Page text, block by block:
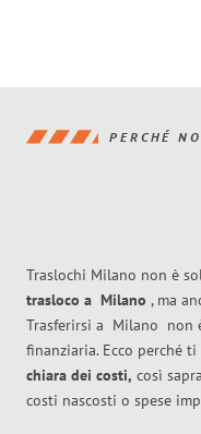
PERCHÉ
Traslochi Milano non è
trasloco a Milano , ma
Trasferirsi a Milano non
finanziaria. Ecco perché
chiara dei costi, così
costi nascosti o spese